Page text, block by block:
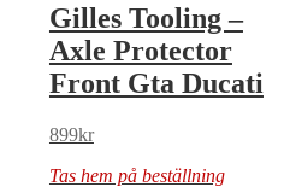
Gilles Tooling –
Axle Protector
Front Gta Ducati
899kr
Tas hem på beställning